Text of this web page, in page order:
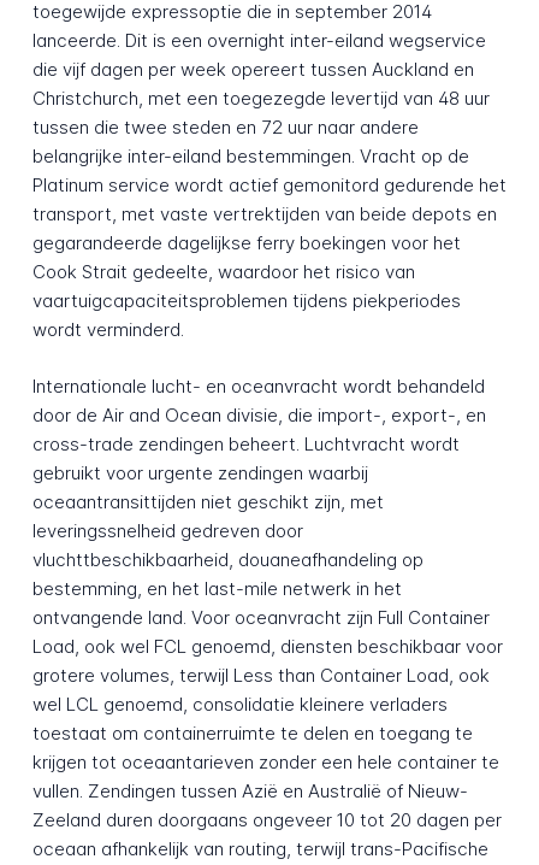
toegewijde expressoptie die in september 2014
lanceerde. Dit is een overnight inter-eiland wegservice
die vijf dagen per week opereert tussen Auckland en
Christchurch, met een toegezegde levertijd van 48 uur
tussen die twee steden en 72 uur naar andere
belangrijke inter-eiland bestemmingen. Vracht op de
Platinum service wordt actief gemonitord gedurende het
transport, met vaste vertrektijden van beide depots en
gegarandeerde dagelijkse ferry boekingen voor het
Cook Strait gedeelte, waardoor het risico van
vaartuigcapaciteitsproblemen tijdens piekperiodes
wordt verminderd.
Internationale lucht- en oceanvracht wordt behandeld
door de Air and Ocean divisie, die import-, export-, en
cross-trade zendingen beheert. Luchtvracht wordt
gebruikt voor urgente zendingen waarbij
oceaantransittijden niet geschikt zijn, met
leveringssnelheid gedreven door
vluchttbeschikbaarheid, douaneafhandeling op
bestemming, en het last-mile netwerk in het
ontvangende land. Voor oceanvracht zijn Full Container
Load, ook wel FCL genoemd, diensten beschikbaar voor
grotere volumes, terwijl Less than Container Load, ook
wel LCL genoemd, consolidatie kleinere verladers
toestaat om containerruimte te delen en toegang te
krijgen tot oceaantarieven zonder een hele container te
vullen. Zendingen tussen Azië en Australië of Nieuw-
Zeeland duren doorgaans ongeveer 10 tot 20 dagen per
oceaan afhankelijk van routing, terwijl trans-Pacifische